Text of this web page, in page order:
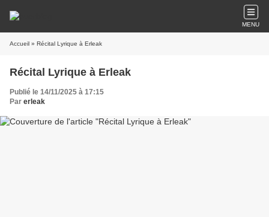
MENU
Accueil » Récital Lyrique à Erleak
Récital Lyrique à Erleak
Publié le 14/11/2025 à 17:15
Par erleak